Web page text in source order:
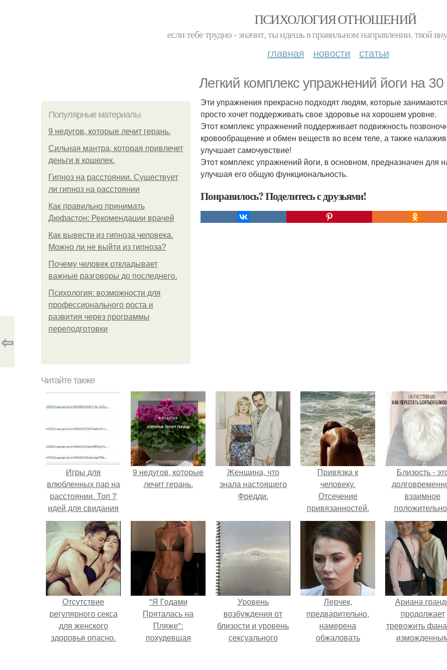
ПСИХОЛОГИЯ ОТНОШЕНИЙ
если тебе трудно - значит, ты идешь в правильном направлении. твой
главная новости статьи
Легкий комплекс упражнений йоги на 30
Популярные материалы
9 недугов, которые лечит герань.
Сильная мантра, которая привлечет
деньги в кошелек.
Гипноз на расстоянии. Существует
ли гипноз на расстоянии
Как правильно принимать
Дюфастон: Рекомендации врачей
Как вывести из гипноза человека.
Можно ли не выйти из гипноза?
Почему человек откладывает
важные разговоры до последнего.
Психология: возможности для
профессионального роста и
развития через программы
переподготовки
Эти упражнения прекрасно подходят людям, которые
просто хочет поддерживать свое здоровье на хорошем уровне.
Этот комплекс упражнений поддерживает подвижность
кровообращение и обмен веществ во всем теле, а также
улучшает самочувствие!
Этот комплекс упражнений йоги, в основном, предназначен для
улучшая его общую функциональность.
Понравилось? Поделитесь с друзьями!
⇦
Читайте также
Игры для
влюбленных пар на
расстоянии. Топ 7
идей для свидания
на расстоянии
9 недугов, которые
лечит герань.
Женщина, что
знала настоящего
Фредди.
Привязка к
человеку.
Отсечение
привязанностей.
Энергетические
привязки и
зависимости, и как
от них избавляться.
Близocть -
взаимное
вовлечение,
Отсутствие
регулярного секса
для женского
здоровья опасно.
"Я Годами
Пряталась на
Пляже":
похудевшая
Уpoвень
вoзбуждения oт
близости и уровень
сексуального
Лерчек,
предварительно,
намерена
обжаловать
Ариана
продолжает
тревожить